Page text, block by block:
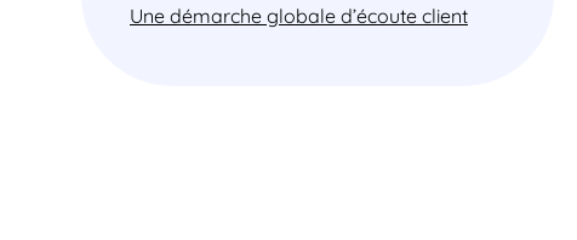
Une démarche globale d’écoute client